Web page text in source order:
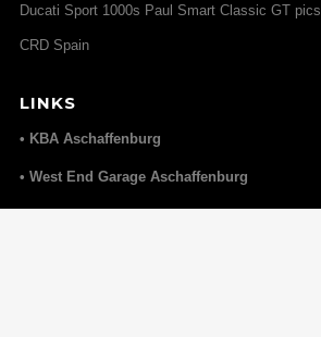
Ducati Sport 1000s Paul Smart Classic GT pics
CRD Spain
LINKS
• KBA Aschaffenburg
• West End Garage Aschaffenburg
• Elmoko